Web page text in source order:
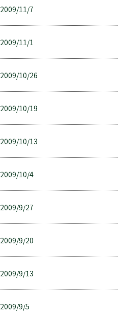
2009/11/7
2009/11/1
2009/10/26
2009/10/19
2009/10/13
2009/10/4
2009/9/27
2009/9/20
2009/9/13
2009/9/5